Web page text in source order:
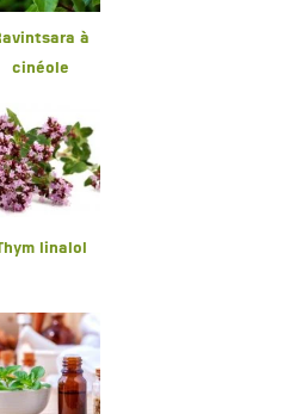
à
cinéole
linalol